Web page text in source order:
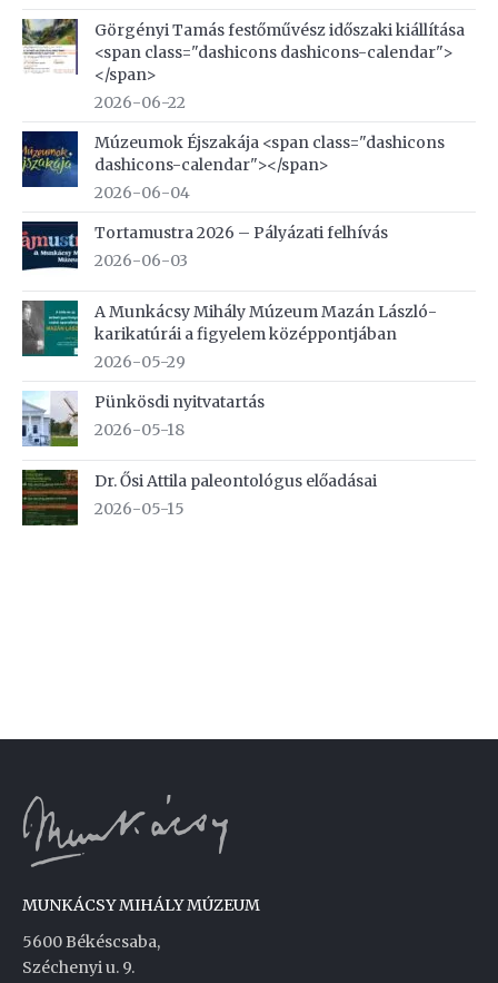
Görgényi Tamás festőművész időszaki kiállítása
<span class="dashicons dashicons-calendar">
</span>
2026-06-22
Múzeumok Éjszakája <span class="dashicons
dashicons-calendar"></span>
2026-06-04
Tortamustra 2026 – Pályázati felhívás
2026-06-03
A Munkácsy Mihály Múzeum Mazán László-
karikatúrái a figyelem középpontjában
2026-05-29
Pünkösdi nyitvatartás
2026-05-18
Dr. Ősi Attila paleontológus előadásai
2026-05-15
MUNKÁCSY MIHÁLY MÚZEUM
5600 Békéscsaba,
Széchenyi u. 9.